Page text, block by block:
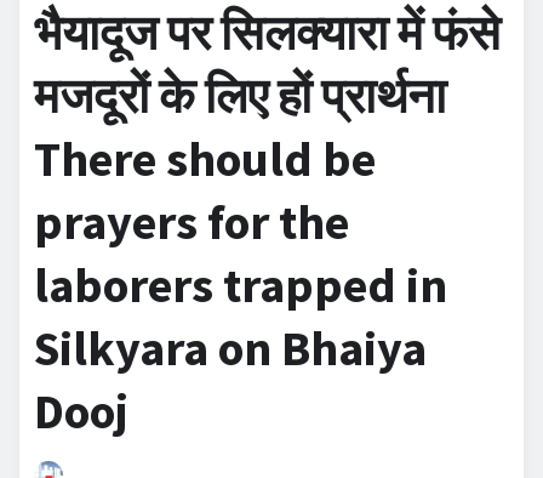
भैयादूज पर सिलक्यारा में फंसे
मजदूरों के लिए हों प्रार्थना
There should be
prayers for the
laborers trapped in
Silkyara on Bhaiya
Dooj